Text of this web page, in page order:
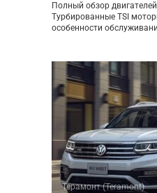
Полный обзор
Турбированные TSI
особенности
Терамонт (Teramont)